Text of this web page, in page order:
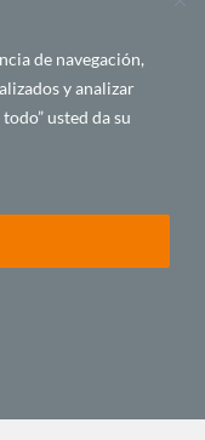
de navegación,
y analizar
usted da su
octubre 29,
2013